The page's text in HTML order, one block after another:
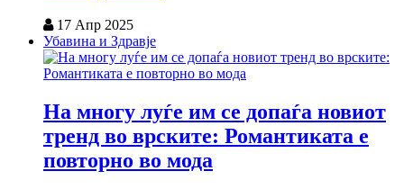
17 Апр 2025
Убавина и Здравје
На многу луѓе им се допаѓа новиот
тренд во врските: Романтиката е
повторно во мода